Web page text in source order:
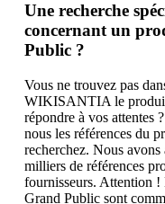
Une recherche
concernant un
Public ?
Vous ne trouvez pas
WIKISANTIA le
répondre à vos attentes
nous les références du
recherchez. Nous avons
milliers de références
fournisseurs. Attention !
Grand Public sont